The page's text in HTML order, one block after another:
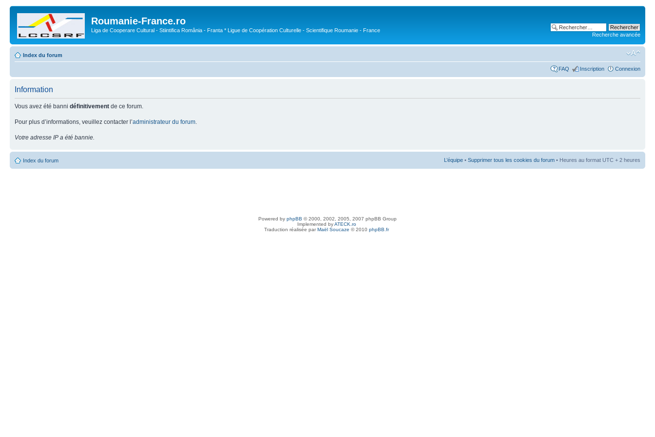
Roumanie-France.ro
Liga de Cooperare Cultural - Stiintifica România - Franta * Ligue de Coopération Culturelle - Scientifique Roumanie - France
Recherche avancée
Index du forum
FAQ Inscription Connexion
Information
Vous avez été banni définitivement de ce forum.
Pour plus d’informations, veuillez contacter l’administrateur du forum
Votre adresse IP a été bannie.
Index du forum L’équipe • Supprimer tous les cookies du forum • Heures au format UTC + 2 heures
Powered by phpBB © 2000, 2002, 2005, 2007 phpBB Group
Implemented byATECK.ro
Traduction réalisée parMaël Soucaze © 2010 phpBB.fr